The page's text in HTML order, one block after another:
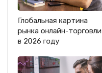
Глобальная картина
рынка онлайн-торговли
в 2026 году